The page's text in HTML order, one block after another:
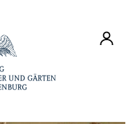
Konto